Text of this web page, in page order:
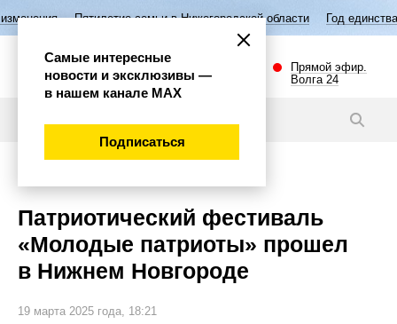
семьи в Нижегородской области Год единства народов России
Прямой эфир.
Волга 24
Патриотический фестиваль
«Молодые патриоты» прошел
в Нижнем Новгороде
19 марта 2025 года, 18:21
Самые интересные
новости и эксклюзивы —
в нашем канале МАХ
Подписаться